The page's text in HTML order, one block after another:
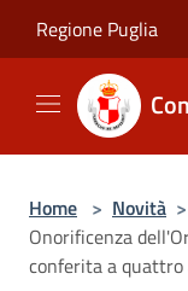
Regione Puglia
Home > Novità >
Onorificenza
conferita a